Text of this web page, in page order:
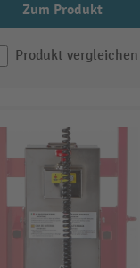
Zum Produkt
Produkt vergleichen